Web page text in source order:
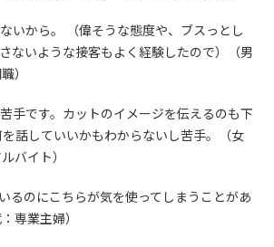
いから。 （偉そうな態度や、ブスっとし
ないような接客もよく経験したので）（男
）
手です。カットのイメージを伝えるのも下
話していいかもわからないし苦手。（女
バイト）
るのにこちらが気を使ってしまうことがあ
専業主婦）